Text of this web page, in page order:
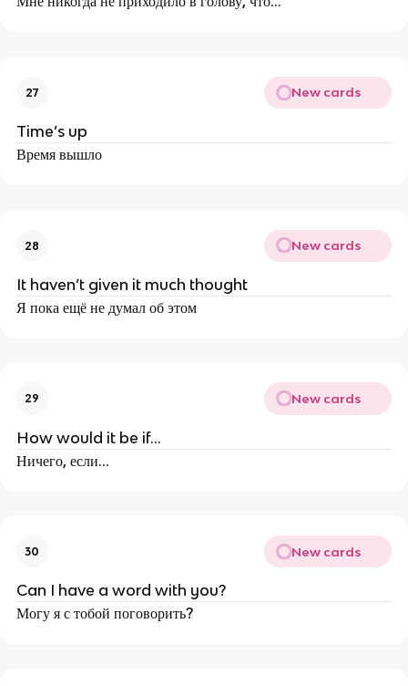
27 New cards
Time’s up
Время вышло
28 New cards
It haven’t given it much thought
Я пока ещё не думал об этом
29 New cards
How would it be if…
Ничего, если…
30 New cards
Can I have a word with you?
Могу я с тобой поговорить?